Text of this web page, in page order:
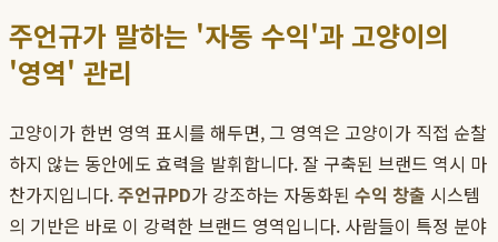
주언규가 말하는 '자동 수익'과 고양이의
'영역' 관리
고양이가 한번 영역 표시를 해두면, 그 영역은 고양이가 직접 순찰
하지 않는 동안에도 효력을 발휘합니다. 잘 구축된 브랜드 역시 마
찬가지입니다.주언규PD가 강조하는 자동화된 수익 창출 시스템
의 기반은 바로 이 강력한 브랜드 영역입니다. 사람들이 특정 분야